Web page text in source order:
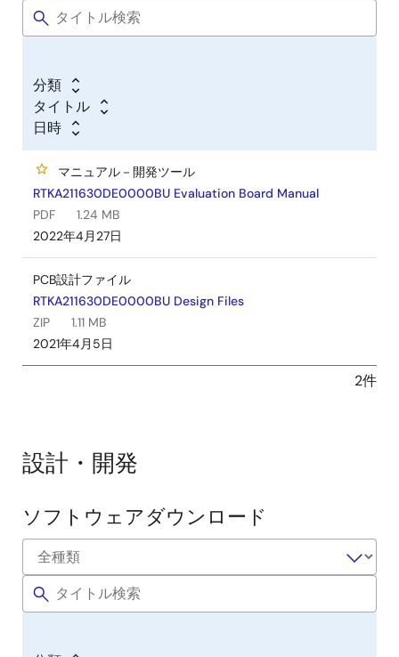
分類
タイトル
日時
マニュアル－開発ツール
RTKA211630DE0000BU Evaluation Board Manual
PDF
1.24 MB
2022年4月27日
PCB設計ファイル
RTKA211630DE0000BU Design Files
ZIP
1.11 MB
2021年4月5日
2件
設計・開発
ソ
フ
ト
ウ
ソフトウェアダウンロード